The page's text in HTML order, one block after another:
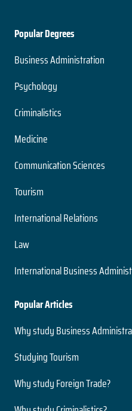
Popular Degrees
Business Administration
Psychology
Criminalistics
Medicine
Communication Sciences
Tourism
International Relations
Law
International Business
Popular Articles
Why study Business
Studying Tourism
Why study Foreign Trade?